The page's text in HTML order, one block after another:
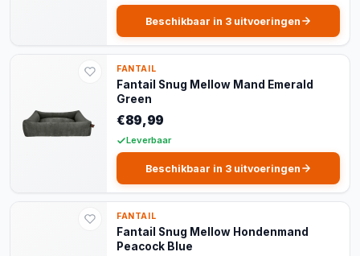
Beschikbaar in 3 uitvoeringen
FANTAIL
Fantail Snug Mellow Mand Emerald
Green
€89,99
Leverbaar
Beschikbaar in 3 uitvoeringen
FANTAIL
Fantail Snug Mellow Hondenmand
Peacock Blue